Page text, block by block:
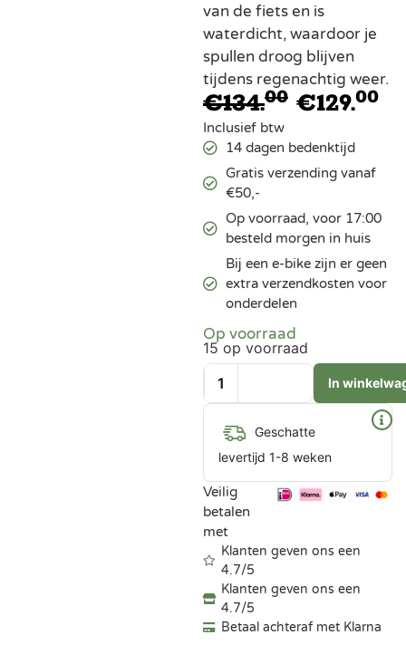
van de fiets en is
waterdicht, waardoor je
spullen droog blijven
tijdens regenachtig weer.
€134.00 €129.00
Inclusief btw
14 dagen bedenktijd
Gratis verzending vanaf
€50,-
Op voorraad, voor 17:00
besteld morgen in huis
Bij een e-bike zijn er geen
extra verzendkosten voor
onderdelen
Op voorraad
15 op voorraad
In
Geschatte
levertijd 1-8 weken
Veilig
betalen
met
Klanten geven ons een
4.7/5
Klanten geven ons een
4.7/5
Betaal achteraf met Klarna